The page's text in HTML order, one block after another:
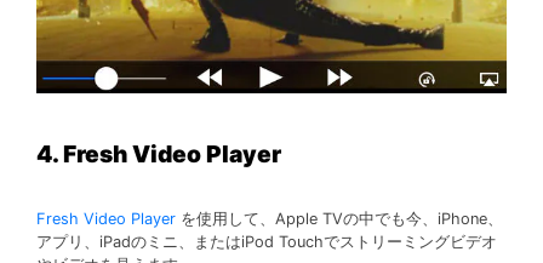
4. Fresh Video Player
Fresh Video Player を使用して、Apple TVの中でも今、iPhone、
アプリ、iPadのミニ、またはiPod Touchでストリーミングビデオ